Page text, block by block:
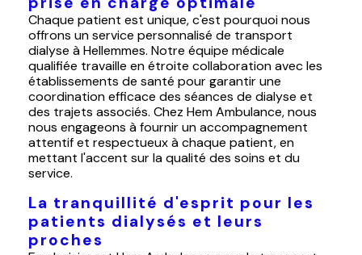
Chaque patient est unique, c'est pourquoi nous
offrons un service personnalisé de transport
dialyse à Hellemmes. Notre équipe médicale
qualifiée travaille en étroite collaboration avec les
établissements de santé pour garantir une
coordination efficace des séances de dialyse et
des trajets associés. Chez Hem Ambulance, nous
nous engageons à fournir un accompagnement
attentif et respectueux à chaque patient, en
mettant l'accent sur la qualité des soins et du
service.
La tranquillité d'esprit pour les
patients dialysés et leurs
proches